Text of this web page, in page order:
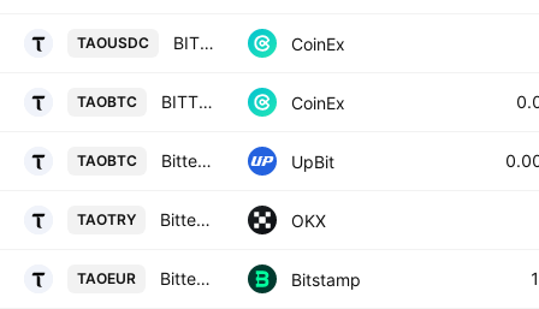
TAOUSDC BITTENSOR / USD COIN CoinEx
TAOBTC BITTENSOR / BITCOIN CoinEx
TAOBTC Bittensor / BTC UpBit
TAOTRY Bittensor/Turkish lira OKX
TAOEUR Bittensor / Euro Bitstamp